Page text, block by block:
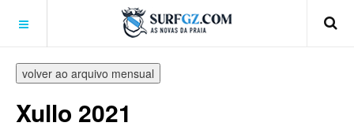
volver ao arquivo mensual
Xullo 2021